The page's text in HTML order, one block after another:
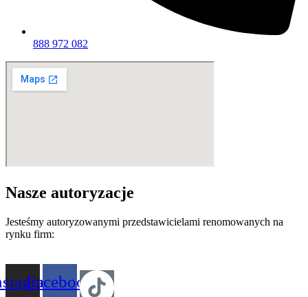
888 972 082
Nasze autoryzacje
Jesteśmy autoryzowanymi przedstawicielami renomowanych na
rynku firm:
Facebook